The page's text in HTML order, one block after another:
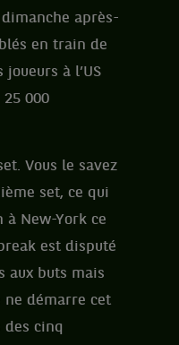
après-
en train de
à l’US
000
Vous le savez
set, ce qui
New-York ce
est disputé
aux buts mais
démarre cet
des cinq